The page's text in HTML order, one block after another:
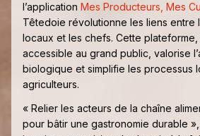
l’application Mes Producteurs, Mes
Têtedoie révolutionne les liens entre
locaux et les chefs. Cette plateforme,
accessible au grand public, valorise
biologique et simplifie les processus
agriculteurs.
« Relier les acteurs de la chaîne
pour bâtir une gastronomie durable